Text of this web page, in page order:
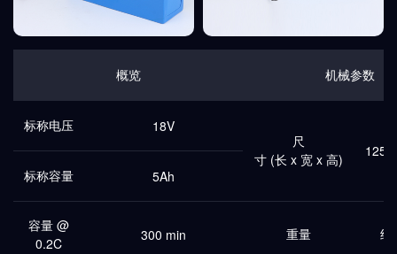
概览 机械参数
标称电压
18V
尺
寸 (长 x 宽 x 高)
标称容量
5Ah
容量 @
0.2C
300 min 重量 约